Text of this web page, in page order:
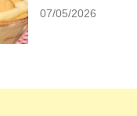
07/05/2026